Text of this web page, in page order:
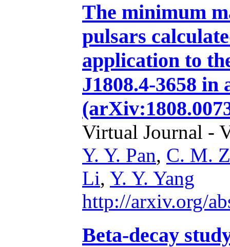
The minimum
pulsars
application to
J1808.4-3658
Virtual Journal -
Y. Y. Pan, C. M.
Li, Y. Y. Yang
http://arxiv.org/
Beta-decay